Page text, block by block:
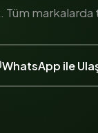
markalarda
WhatsApp ile